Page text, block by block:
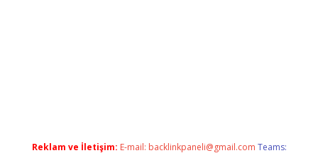
Reklam ve İletişim: E-mail: backlinkpaneli@gmail.com Teams: